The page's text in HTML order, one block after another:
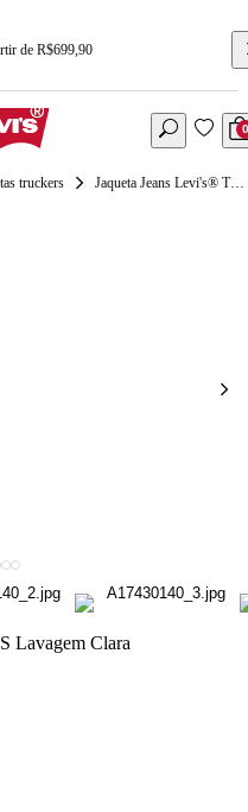
de R$699,90
0
truckers Jaqueta Jeans Levi's® Trucker 90'S Lavagem Clara
Lavagem Clara